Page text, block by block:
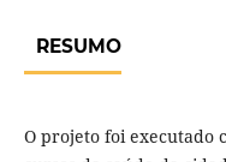
RESUMO
O projeto foi executado